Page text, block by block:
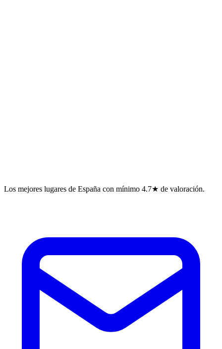
Los mejores lugares de España con mínimo 4.7★ de valoración.